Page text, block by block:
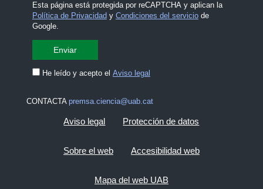
Esta página está protegida por reCAPTCHA y aplican la
Política de Privacidad y Condiciones del serviciode
Google.
He leído y acepto el Aviso legal
CONTACTA premsa.ciencia@uab.cat
Aviso legal Protección de datos
Sobre el web Accesibilidad web
Mapa del web UAB